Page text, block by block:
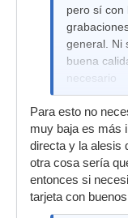
pero sí con
general. Ni
buena
necesario
Para esto no
muy baja es más
directa y la alesis
otra cosa sería
entonces si
tarjeta con